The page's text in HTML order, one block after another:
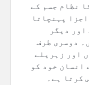
نظام جسم کے
پہنچاتا
دیگر
دوسری طرف
اور زہریلے
انسان خود کو
کرتا ہے۔